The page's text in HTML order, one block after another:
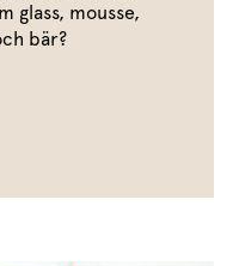
glass, mousse,
bär?